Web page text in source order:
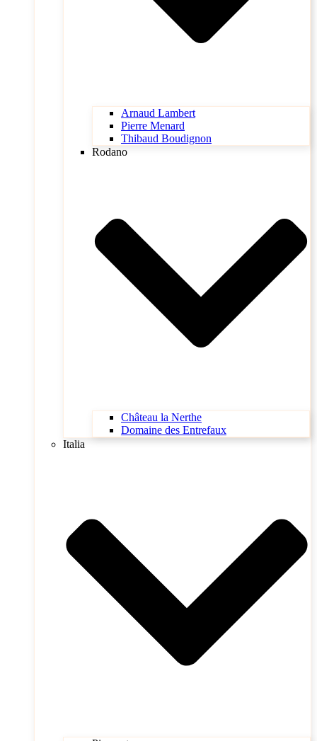
Arnaud Lambert
Pierre Menard
Thibaud Boudignon
Rodano
Château la Nerthe
Domaine des Entrefaux
Italia